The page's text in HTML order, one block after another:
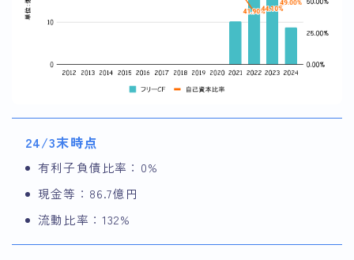
24/3末時点
有利子負債比率：0%
現金等：86.7億円
流動比率：132%